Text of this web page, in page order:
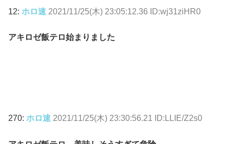
12: ホロ速 2021/11/25(木) 23:05:12.36 ID:wj31ziHR0
アキロゼ飯テロ始まりました
270: ホロ速 2021/11/25(木) 23:30:56.21 ID:LLIE/Z2s0